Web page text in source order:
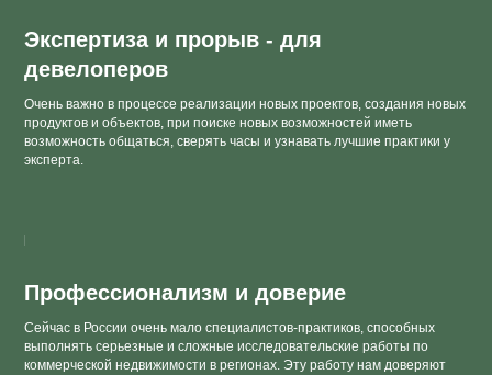
Экспертиза и прорыв - для
девелоперов
Очень важно в процессе реализации новых проектов, создания новых
продуктов и объектов, при поиске новых возможностей иметь
возможность общаться, сверять часы и узнавать лучшие практики у
эксперта.
Профессионализм и доверие
Сейчас в России очень мало специалистов-практиков, способных
выполнять серьезные и сложные исследовательские работы по
коммерческой недвижимости в регионах. Эту работу нам доверяют